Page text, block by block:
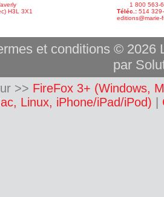
H3L 3X1
1 800 563-
Téléc.: 514
editions@marie-
et conditions © 2026
par
>> FireFox 3+ (Windows,
Linux, iPhone/iPad/iPod)